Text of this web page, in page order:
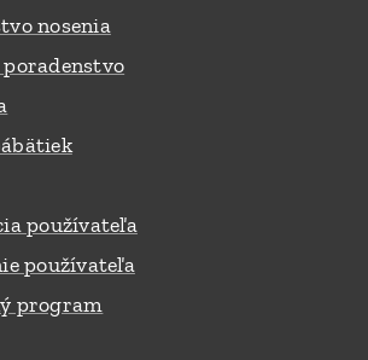
nosenia
používateľa
používateľa
program